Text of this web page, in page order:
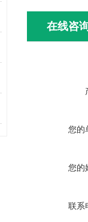
在线咨
您的
您的
联系